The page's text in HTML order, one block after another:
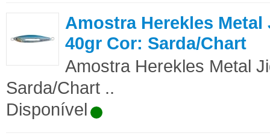
Amostra Herekles Metal
40gr Cor: Sarda/Chart
Amostra Herekles Metal
Sarda/Chart ..
Disponível